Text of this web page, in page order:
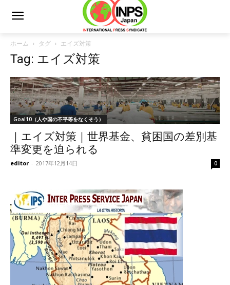
ホーム タグ エイズ対策
Tag: エイズ対策
Goal10（人や国の不平等をなくそう）
｜エイズ対策｜世界基金、貧困国の差別基
準変更を迫られる
editor - 2017年12月14日 0